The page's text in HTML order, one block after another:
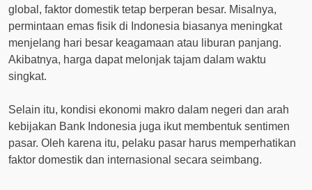
global, faktor domestik tetap berperan besar. Misalnya,
permintaan emas fisik di Indonesia biasanya meningkat
menjelang hari besar keagamaan atau liburan panjang.
Akibatnya, harga dapat melonjak tajam dalam waktu
singkat.
Selain itu, kondisi ekonomi makro dalam negeri dan arah
kebijakan Bank Indonesia juga ikut membentuk sentimen
pasar. Oleh karena itu, pelaku pasar harus memperhatikan
faktor domestik dan internasional secara seimbang.